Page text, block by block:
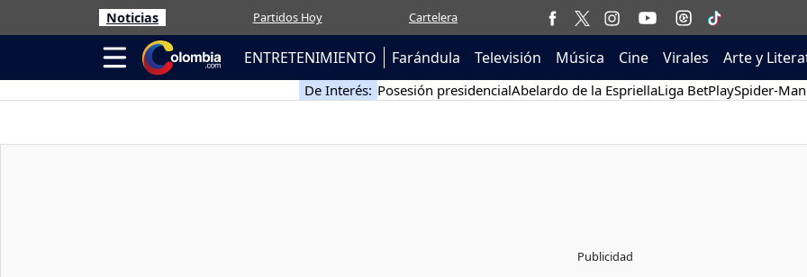
Noticias Partidos Hoy Cartelera
ENTRETENIMIENTO Farándula Televisión Música Cine Virales Arte y
De Interés: Posesión presidencialAbelardo de la EspriellaLiga BetPlaySpider-Man